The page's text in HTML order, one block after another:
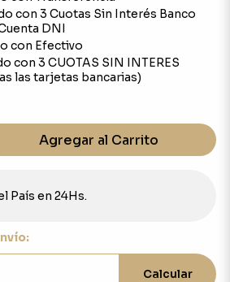
con 3 Cuotas Sin Interés Banco
DNI
con Efectivo
con 3 CUOTAS SIN INTERES
las tarjetas bancarias)
Agregar al Carrito
País en 24Hs.
Calcular